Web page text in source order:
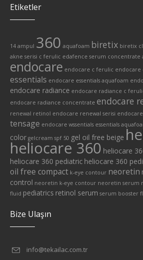
Etiketler
14 ampul 360 aquafoam biretix biretix
akne serisi c ferulic edafence serum concentrate
endocare endocare c ferulic endocare
essentials endocare essentials aquafoam
endocare radiance endocare radiance c
endocare radiance concentrate endocare
renewal retinol endocare renewal serisi
tensage endocare wssentials essentials
color gelcream spf 50 gel oil free beige
heliocare 360 heliocare
heliocare 360 pediatric heliocare 360
oil free compact k-eye contour neoretin
control neoretin k-eye contour neoretin serum
fluid pediatrics retinol serum serum booster
Bize Ulaşın
info@tekailac.com.tr